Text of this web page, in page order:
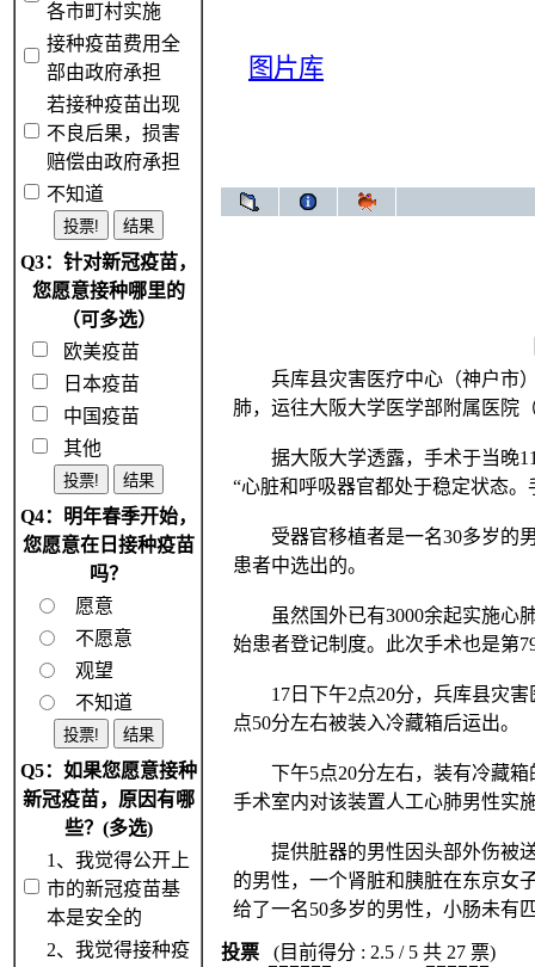
各市町村实施
接种疫苗费用全
部由政府承担
若接种疫苗出现
不良后果，损害
赔偿由政府承担
不知道
Q3：针对新冠疫苗，
您愿意接种哪里的
（可多选）
欧美疫苗
日本疫苗
中国疫苗
其他
Q4：明年春季开始，
您愿意在日接种疫苗
吗？
愿意
不愿意
观望
不知道
Q5：如果您愿意接种
新冠疫苗，原因有哪
些？(多选)
1、我觉得公开上
市的新冠疫苗基
本是安全的
2、我觉得接种疫
图片库
兵库县灾害医疗中心（神户市）
肺，运往大阪大学医学部附属医院
据大阪大学透露，手术于当晚11
“心脏和呼吸器官都处于稳定状态。
受器官移植者是一名30多岁的男
患者中选出的。
虽然国外已有3000余起实施心肺
始患者登记制度。此次手术也是第
17日下午2点20分，兵库县灾害
点50分左右被装入冷藏箱后运出。
下午5点20分左右，装有冷藏箱
手术室内对该装置人工心肺男性实
提供脏器的男性因头部外伤被送
的男性，一个肾脏和胰脏在东京女
给了一名50多岁的男性，小肠未有
投票 (目前得分 : 2.5 / 5 共 27 票)